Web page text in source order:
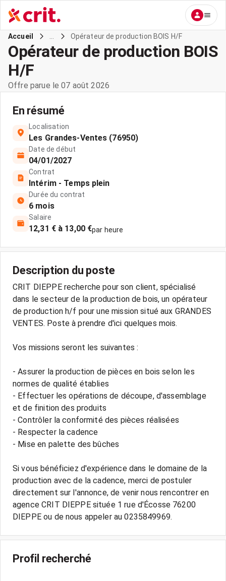
Accueil Opérateur de production BOIS H/F
Opérateur de production BOIS
H/F
Offre parue le 07 août 2026
En résumé
Localisation
Les Grandes-Ventes (76950)
Date de début
04/01/2027
Contrat
Intérim - Temps plein
Durée du contrat
6 mois
Salaire
12,31 € à 13,00 €par heure
Description du poste
CRIT DIEPPE recherche pour son client, spécialisé
dans le secteur de la production de bois, un opérateur
de production h/f pour une mission situé aux GRANDES
VENTES. Poste à prendre d'ici quelques mois.
Vos missions seront les suivantes :
- Assurer la production de pièces en bois selon les
normes de qualité établies
- Effectuer les opérations de découpe, d'assemblage
et de finition des produits
- Contrôler la conformité des pièces réalisées
- Respecter la cadence
- Mise en palette des bûches
Si vous bénéficiez d'expérience dans le domaine de la
production avec de la cadence, merci de postuler
directement sur l'annonce, de venir nous rencontrer en
agence CRIT DIEPPE située 1 rue d'Écosse 76200
Profil recherché